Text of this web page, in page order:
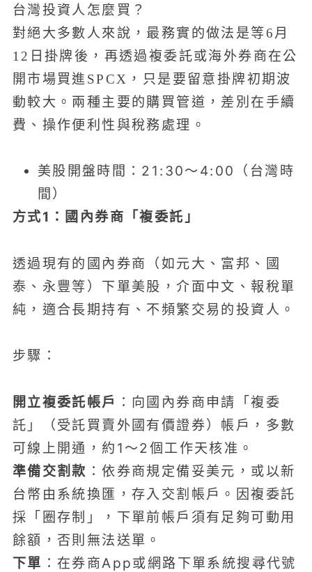
台灣投資人怎麼買？
對絕大多數人來說，最務實的做法是等6月
12日掛牌後，再透過複委託或海外券商在公
開市場買進SPCX，只是要留意掛牌初期波
動較大。兩種主要的購買管道，差別在手續
費、操作便利性與稅務處理。
美股開盤時間：21:30～4:00（台灣時
間）
方式1：國內券商「複委託」
透過現有的國內券商（如元大、富邦、國
泰、永豐等）下單美股，介面中文、報稅單
純，適合長期持有、不頻繁交易的投資人。
步驟：
開立複委託帳戶 ：向國內券商申請「複委
託」（受託買賣外國有價證券）帳戶，多數
可線上開通，約1～2個工作天核准。
準備交割款 ：依券商規定備妥美元，或以新
台幣由系統換匯，存入交割帳戶。因複委託
採「圈存制」，下單前帳戶須有足夠可動用
餘額，否則無法送單。
下單 ：在券商App或網路下單系統搜尋代號